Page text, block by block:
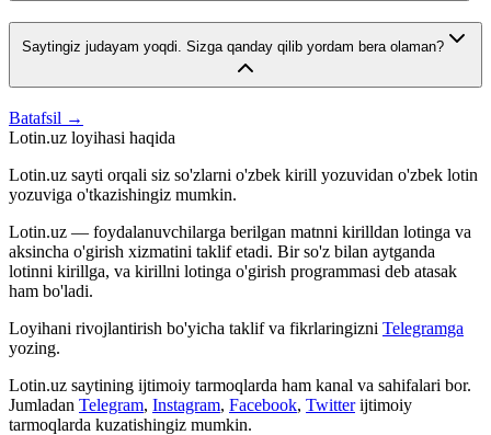
Saytingiz judayam yoqdi. Sizga qanday qilib yordam bera olaman?
Batafsil →
Lotin.uz loyihasi haqida
Lotin.uz sayti orqali siz so'zlarni o'zbek kirill yozuvidan o'zbek lotin
yozuviga o'tkazishingiz mumkin.
Lotin.uz — foydalanuvchilarga berilgan matnni kirilldan lotinga va
aksincha o'girish xizmatini taklif etadi. Bir so'z bilan aytganda
lotinni kirillga, va kirillni lotinga o'girish programmasi deb atasak
ham bo'ladi.
Loyihani rivojlantirish bo'yicha taklif va fikrlaringizni Telegramga
yozing.
Lotin.uz saytining ijtimoiy tarmoqlarda ham kanal va sahifalari bor.
Jumladan Telegram, Instagram, Facebook, Twitter ijtimoiy
tarmoqlarda kuzatishingiz mumkin.